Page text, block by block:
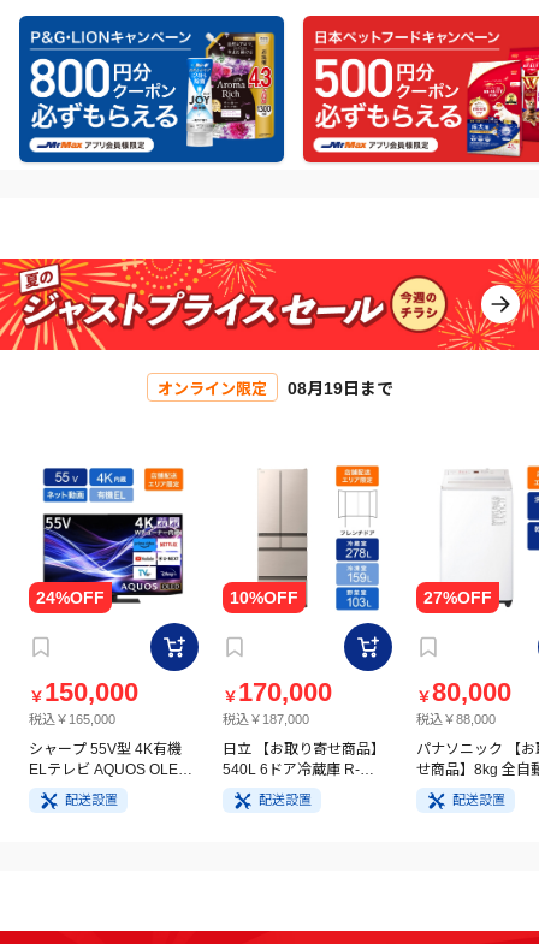
オンライン限定 08月19日まで
￥ 150,000
税込￥165,000
シャープ 55V型 4K有機
ELテレビ AQUOS OLED
4T-C55GQ3
配送設置
￥ 170,000
税込￥187,000
日立 【お取り寄せ商品】
540L 6ドア冷蔵庫 R-
HW54V(N) ライトゴール
ド
配送設置
￥80,000
税込￥88,000
パナソニック 【お
せ商品】8kg 全自
洗濯機 NA-
イト
配送設置